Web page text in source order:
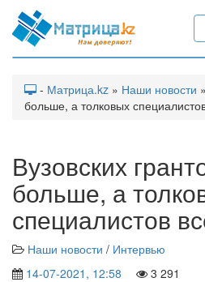
- Матрица.kz » Наши новости
больше, а толковых
Вузовских
больше, а
специалистов
Наши новости / Интервью
14-07-2021, 12:58
3 291